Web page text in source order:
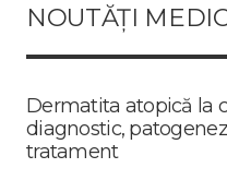
NOUTĂȚI
Dermatita atopică la
diagnostic,
tratament